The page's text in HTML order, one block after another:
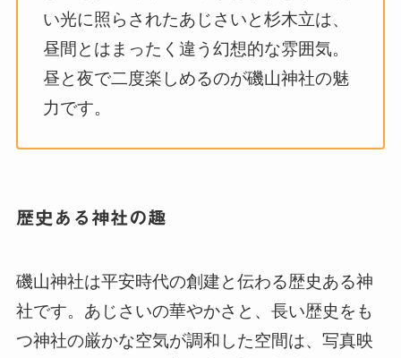
い光に照らされたあじさいと杉木立は、
昼間とはまったく違う幻想的な雰囲気。
昼と夜で二度楽しめるのが磯山神社の魅
力です。
歴史ある神社の趣
磯山神社は平安時代の創建と伝わる歴史ある神
社です。あじさいの華やかさと、長い歴史をも
つ神社の厳かな空気が調和した空間は、写真映